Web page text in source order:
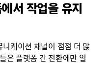
서 작업을 유지
케이션 채널이 점점 더 많
은 플랫폼 간 전환에만 일